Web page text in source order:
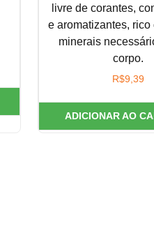
livre de corantes,
e aromatizantes, rico
minerais
corpo.
R$9,39
ADICIONAR AO